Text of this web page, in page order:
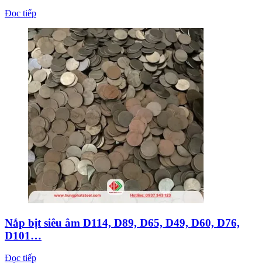
Đọc tiếp
Nắp bịt siêu âm D114, D89, D65, D49, D60, D76,
D101…
Đọc tiếp